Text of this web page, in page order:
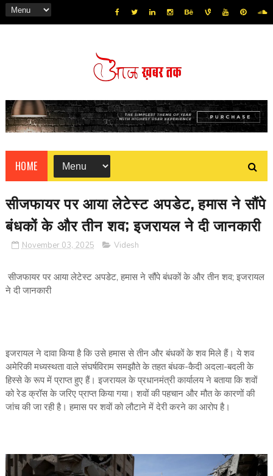
HOME
सीजफायर पर आया लेटेस्ट अपडेट, हमास ने सौंपे
बंधकों के और तीन शव; इजरायल ने दी जानकारी
November 03, 2025 Videsh
सीजफायर पर आया लेटेस्ट अपडेट, हमास ने सौंपे बंधकों के और तीन शव; इजरायल
ने दी जानकारी
इजरायल ने दावा किया है कि उसे हमास से तीन और बंधकों के शव मिले हैं। ये शव
अमेरिकी मध्यस्थता वाले संघर्षविराम समझौते के तहत बंधक-कैदी अदला-बदली के
हिस्से के रूप में प्राप्त हुए हैं। इजरायल के प्रधानमंत्री कार्यालय ने बताया कि शवों
को रेड क्रॉस के जरिए प्राप्त किया गया। शवों की पहचान और मौत के कारणों की
जांच की जा रही है। हमास पर शवों को लौटाने में देरी करने का आरोप है।